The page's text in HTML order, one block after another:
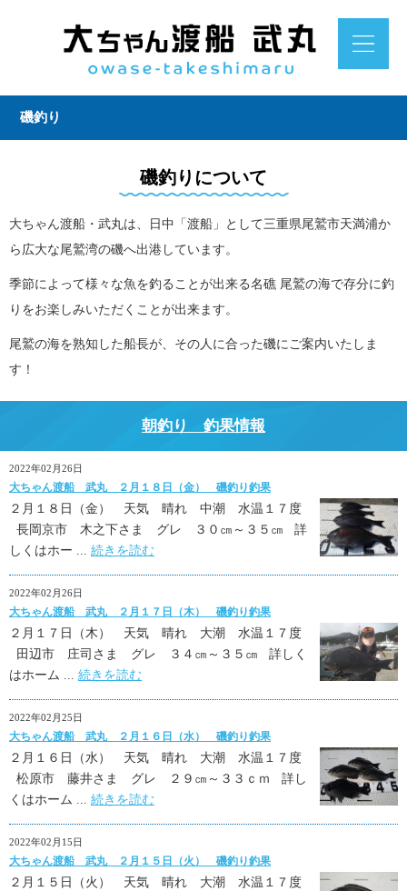
磯釣り
磯釣りについて
大ちゃん渡船・武丸は、日中「渡船」として三重県尾鷲市天満浦か
ら広大な尾鷲湾の磯へ出港しています。
季節によって様々な魚を釣ることが出来る名礁 尾鷲の海で存分に釣
りをお楽しみいただくことが出来ます。
尾鷲の海を熟知した船長が、その人に合った磯にご案内いたしま
す！
朝釣り 釣果情報
2022年02月26日
大ちゃん渡船 武丸 ２月１８日（金） 磯釣り釣果
２月１８日（金） 天気 晴れ 中潮 水温１７度
長岡京市 木之下さま グレ ３０㎝～３５㎝ 詳
しくはホー ... 続きを読む
2022年02月26日
大ちゃん渡船 武丸 ２月１７日（木） 磯釣り釣果
２月１７日（木） 天気 晴れ 大潮 水温１７度
田辺市 庄司さま グレ ３４㎝～３５㎝ 詳しく
はホーム ... 続きを読む
2022年02月25日
大ちゃん渡船 武丸 ２月１６日（水） 磯釣り釣果
２月１６日（水） 天気 晴れ 大潮 水温１７度
松原市 藤井さま グレ ２９㎝～３３ｃｍ 詳し
くはホーム ... 続きを読む
2022年02月15日
大ちゃん渡船 武丸 ２月１５日（火） 磯釣り釣果
２月１５日（火） 天気 晴れ 大潮 水温１７度